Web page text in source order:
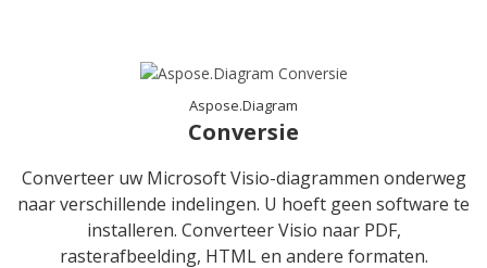
Aspose.Diagram
Conversie
Converteer uw Microsoft Visio-diagrammen onderweg
naar verschillende indelingen. U hoeft geen software te
installeren. Converteer Visio naar PDF,
rasterafbeelding, HTML en andere formaten.